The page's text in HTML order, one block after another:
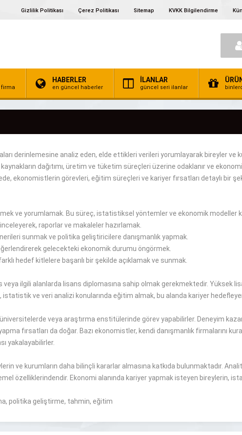
Gizlilik Politikası Çerez Politikası Sitemap KVKK Bilgilendirme
firma
HABERLER
en güncel haberler
İLANLAR
güncel seri ilanlar
derinlemesine analiz eden, elde ettikleri verileri yorumlayarak bireyler ve
dağıtımı, üretim ve tüketim süreçleri üzerine odaklanırve
ekonomistlerin görevleri, eğitim süreçleri ve kariyer fırsatları detaylı bir
ve yorumlamak. Bu süreç, istatistiksel yöntemler ve ekonomik modeller
raporlar ve makaleler hazırlamak.
sunmak ve politika geliştiricilere danışmanlık yapmak.
gelecekteki ekonomik durumu öngörmek
hedef kitlelere başarılı bir şekilde açıklamak ve sunmak.
ilgili alanlarda lisans diplomasına sahip olmak gerekmektedir. Yüksek
istatistik ve veri analizi konularında eğitim almak, bu alanda kariyer
veya araştırma enstitülerinde görev yapabilirler. Deneyim
fırsatları da doğar. Bazı ekonomistler, kendi danışmanlık firmalarını
yakalayabilirler.
ve kurumların daha bilinçli kararlar almasına katkıda bulunmaktadır.
özelliklerindendir. Ekonomi alanında kariyer yapmak isteyen bireylerin,
politika geliştirme, tahmin, eğitim